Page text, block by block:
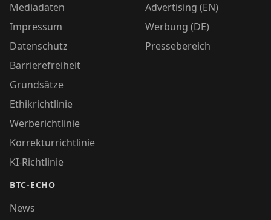
Mediadaten
Impressum
Datenschutz
Barrierefreiheit
Grundsätze
Ethikrichtlinie
Werberichtlinie
Korrekturrichtlinie
KI-Richtlinie
BTC-ECHO
News
Advertising (EN)
Werbung (DE)
Pressebereich